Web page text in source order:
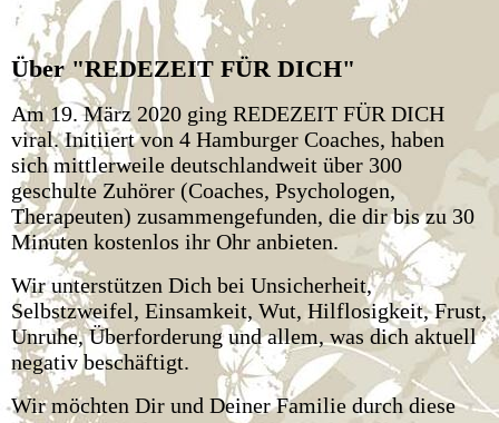
Über "REDEZEIT FÜR DICH"
Am 19. März 2020 ging REDEZEIT FÜR DICH
viral. Initiiert von 4 Hamburger Coaches, haben
sich mittlerweile deutschlandweit über 300
geschulte Zuhörer (Coaches, Psychologen,
Therapeuten) zusammengefunden, die dir bis zu 30
Minuten kostenlos ihr Ohr anbieten.
Wir unterstützen Dich bei Unsicherheit,
Selbstzweifel, Einsamkeit, Wut, Hilflosigkeit, Frust,
Unruhe, Überforderung und allem, was dich aktuell
negativ beschäftigt.
Wir möchten Dir und Deiner Familie durch diese